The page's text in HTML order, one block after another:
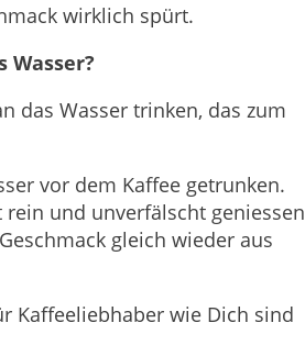
wirklich spürt.
Wasser?
das Wasser trinken, das zum
vor dem Kaffee getrunken.
und unverfälscht geniessen
gleich wieder aus
Kaffeeliebhaber wie Dich sind